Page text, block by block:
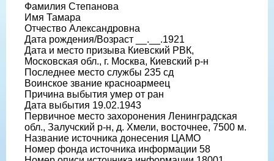
Фамилия Степанова
Имя Тамара
Отчество Александровна
Дата рождения/Возраст __.__.1921
Дата и место призыва Киевский РВК,
Московская обл., г. Москва, Киевский р-н
Последнее место службы 235 сд
Воинское звание красноармеец
Причина выбытия умер от ран
Дата выбытия 19.02.1943
Первичное место захоронения Ленинградская
обл., Залучский р-н, д. Хмели, восточнее, 7500 м.
Название источника донесения ЦАМО
Номер фонда источника информации 58